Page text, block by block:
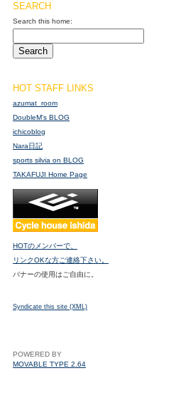
SEARCH
Search this home:
HOT STAFF LINKS
azumat_room
DoubleM's BLOG
ichicoblog
Nara日記
sports silvia on BLOG
TAKAFUJI Home Page
HOTのメンバーで、
リンクOKな方ご連絡下さい。
バナーの使用はご自由に。
Syndicate this site (XML)
POWERED BY
MOVABLE TYPE 2.64